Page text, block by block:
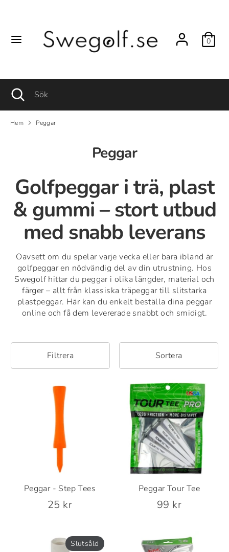
0
Sök Sök
Sök Sök
Stäng
sökfunktionen
Hem Peggar
Peggar
Golfpeggar i trä, plast
& gummi – stort utbud
med snabb leverans
Oavsett om du spelar varje vecka eller bara ibland är
golfpeggar en nödvändig del av din utrustning. Hos
Swegolf hittar du peggar i olika längder, material och
färger – allt från klassiska träpeggar till slitstarka
plastpeggar. Här kan du enkelt beställa dina peggar
online och få dem levererade snabbt och smidigt.
Filtrera Sortera
Peggar - Step Tees
25 kr
Peggar Tour Tee
99 kr
Slutsåld